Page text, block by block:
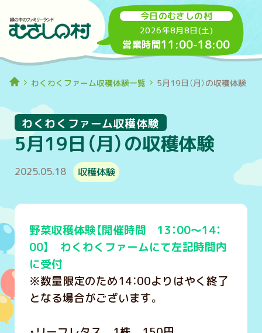
今日のむさしの村
2026年8月8日(土)
営業時間11:00-18:00
わくわくファーム収穫体験一覧 5月19日（月）の収穫体験
5月19日（月）の収穫体験
わくわくファーム収穫体験
2025.05.18 収穫体験
野菜収穫体験【開催時間 13：00～14：
00】 わくわくファームにて左記時間内
に受付
※数量限定のため14：00よりはやく終了
となる場合がございます。